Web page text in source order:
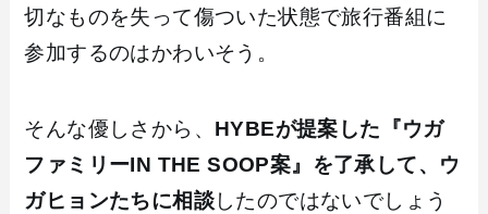
切なものを失って傷ついた状態で旅行番組に
参加するのはかわいそう。
そんな優しさから、 HYBEが提案した『ウガ
ファミリーIN THE SOOP案』を了承して、ウ
ガヒョンたちに相談したのではないでしょう